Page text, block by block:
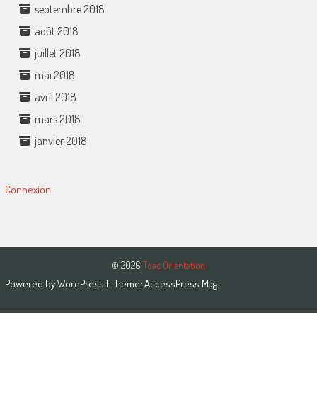
septembre 2018
août 2018
juillet 2018
mai 2018
avril 2018
mars 2018
janvier 2018
Connexion
© 2026 Toac Orientation
Powered byWordPress | Theme: AccessPress Mag